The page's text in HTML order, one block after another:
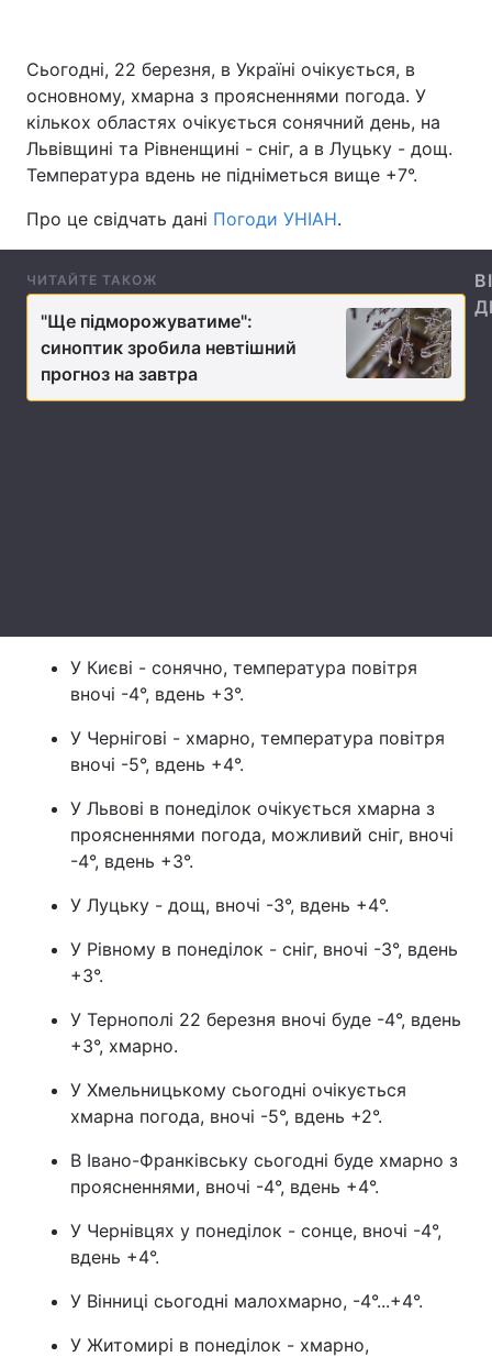
Головна Війна
Україна Політика
Економіка Світ
Техно і зв'язок
Інтерв'ю Думки
Контакти
Послуги
Тема оформлення
Сьогодні, 22 березня, в Україні очікується, в
основному, хмарна з проясненнями погода. У
кількох областях очікується сонячний день, на
Львівщині та Рівненщині - сніг, а в Луцьку - дощ.
Температура вдень не підніметься вище +7°.
Про це свідчать дані Погоди УНІАН.
ЧИТАЙТЕ ТАКОЖ
"Ще підморожуватиме":
синоптик зробила невтішний
прогноз на завтра
У Києві - сонячно, температура повітря
вночі -4°, вдень +3°.
У Чернігові - хмарно, температура повітря
вночі -5°, вдень +4°.
У Львові в понеділок очікується хмарна з
проясненнями погода, можливий сніг, вночі
-4°, вдень +3°.
У Луцьку - дощ, вночі -3°, вдень +4°.
У Рівному в понеділок - сніг, вночі -3°, вдень
+3°.
У Тернополі 22 березня вночі буде -4°, вдень
+3°, хмарно.
У Хмельницькому сьогодні очікується
хмарна погода, вночі -5°, вдень +2°.
В Івано-Франківську сьогодні буде хмарно з
проясненнями, вночі -4°, вдень +4°.
У Чернівцях у понеділок - сонце, вночі -4°,
вдень +4°.
У Вінниці сьогодні малохмарно, -4°...+4°.
У Житомирі в понеділок - хмарно,